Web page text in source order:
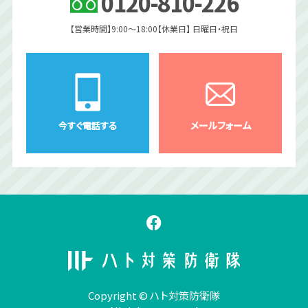
【営業時間】9:00〜18:00【休業日】 日曜日・祝日
今すぐ電話する メールフォーム
Copyright © ハト対策防衛隊